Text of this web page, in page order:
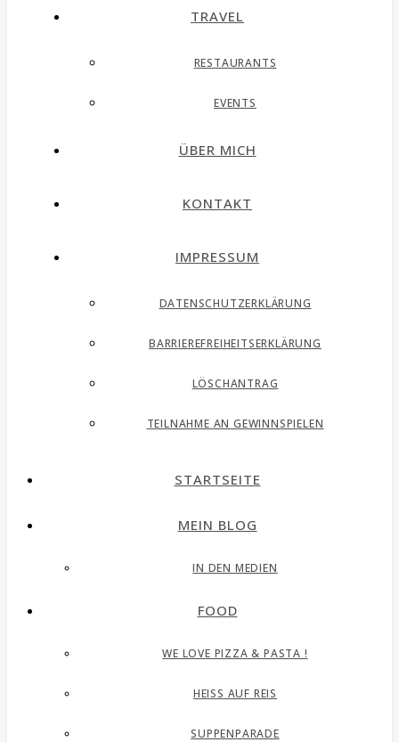
TRAVEL
RESTAURANTS
EVENTS
ÜBER MICH
KONTAKT
IMPRESSUM
DATENSCHUTZERKLÄRUNG
BARRIEREFREIHEITSERKLÄRUNG
LÖSCHANTRAG
TEILNAHME AN GEWINNSPIELEN
STARTSEITE
MEIN BLOG
IN DEN MEDIEN
FOOD
WE LOVE PIZZA & PASTA !
HEISS AUF REIS
SUPPENPARADE